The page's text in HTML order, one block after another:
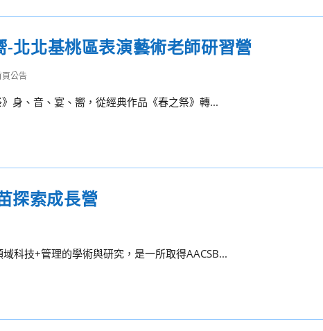
北北基桃區表演藝術老師研習營
頁公告
身、音、宴、嚮，從經典作品《春之祭》轉...
探索成長營
科技+管理的學術與研究，是一所取得AACSB...